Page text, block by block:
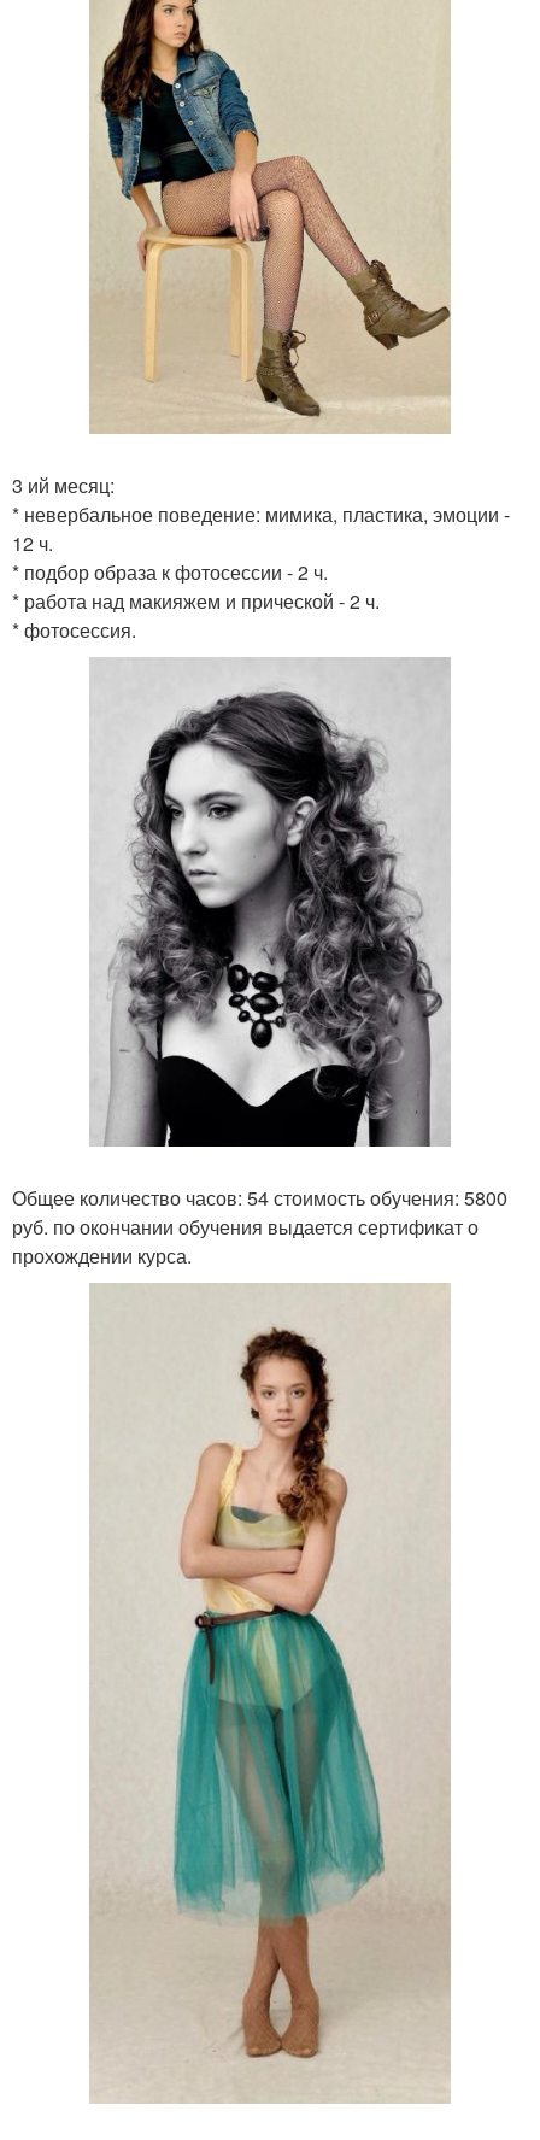
3 ий месяц:
* невербальное поведение: мимика, пластика, эмоции -
12 ч.
* подбор образа к фотосессии - 2 ч.
* работа над макияжем и прической - 2 ч.
* фотосессия.
Общее количество часов: 54 стоимость обучения: 5800
руб. по окончании обучения выдается сертификат о
прохождении курса.